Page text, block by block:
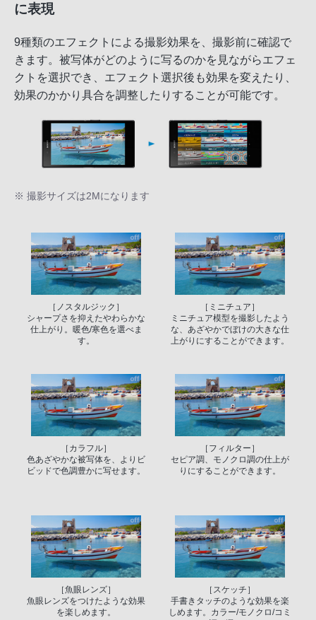
に表現
9種類のエフェクトによる撮影効果を、撮影前に確認で
きます。被写体がどのように写るのかを見ながらエフェ
クトを選択でき、エフェクト選択後も効果を変えたり、
効果のかかり具合を調整したりすることが可能です。
※ 撮影サイズは2Mになります
［ノスタルジック］
シャープさを抑えたやわらかな
仕上がり。暖色/寒色を選べま
す。
［ミニチュア］
ミニチュア模型を撮影したよう
な、あざやかでぼけの大きな仕
上がりにすることができます。
［カラフル］
色あざやかな被写体を、よりビ
ビッドで色調豊かに写せます。
［フィルター］
セピア調、モノクロ調の仕上が
りにすることができます。
［魚眼レンズ］
魚眼レンズをつけたような効果
を楽しめます。
［スケッチ］
手書きタッチのような効果を楽
しめます。カラー/モノクロ/コミ